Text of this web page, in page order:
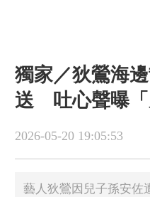
獨家／狄鶯海
送 吐心聲曝「
2026-05-20 19:05:53
藝人狄鶯因兒子孫安佐